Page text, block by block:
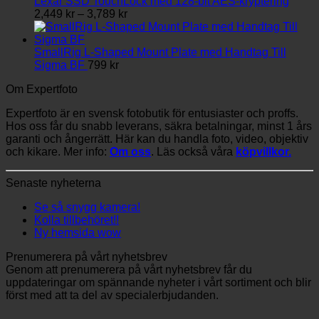
2,449 kr – 3,789 krPrisintervall:
2,449 kr
3,789 kr
SmallRig L-Shaped Mount Plate med Handtag Till
Sigma BF 799 kr
Om Expertfoto
Expertfoto är en svensk fotobutik för entusiaster och proffs.
Hos oss får du snabb leverans, säkra betalningar, minst 1 års
garanti och ångerrätt. Här kan du handla foto, video, objektiv
och kikare. Mer info: Om oss. Läs också våra köpvillkor.
Senaste nyheterna
Se så snygg kamera!
Kolla tillbehöret!!
Ny hemsida wow
Prenumerera på vårt nyhetsbrev
Genom att prenumerera på vårt nyhetsbrev får du
uppdateringar om spännande nyheter i vårt sortiment och blir
först med att ta del av specialerbjudanden.